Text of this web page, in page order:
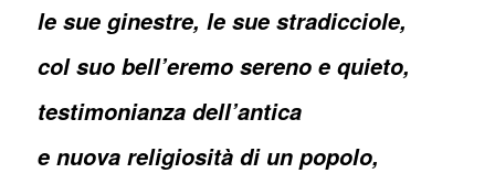
le sue ginestre, le sue stradicciole,
col suo bell’eremo sereno e quieto,
testimonianza dell’antica
e nuova religiosità di un popolo,